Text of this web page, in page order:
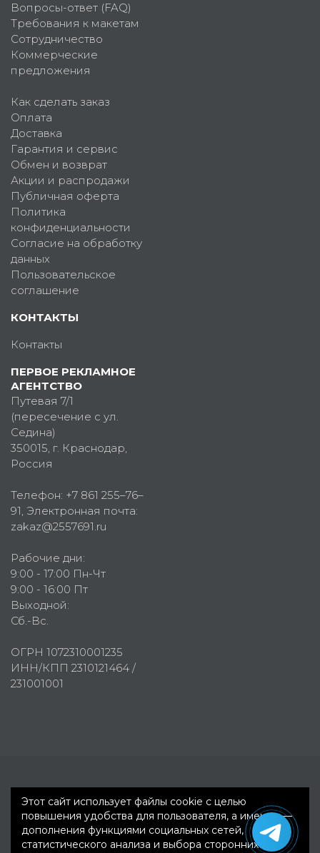
Вопросы-ответ (FAQ)
Требования к макетам
Сотрудничество
Коммерческие
предложения
Как сделать заказ
Оплата
Доставка
Гарантия и сервис
Обмен и возврат
Акции и распродажи
Публичная оферта
Политика
конфиденциальности
Согласие на обработку
данных
Пользовательское
соглашение
КОНТАКТЫ
Контакты
ПЕРВОЕ РЕКЛАМНОЕ
АГЕНТСТВО
Путевая 7/1
(пересечение с ул.
Седина)
350015, г. Краснодар,
Россия
Телефон: +7 861 255–76–
91, Электронная почта:
zakaz@2557691.ru
Рабочие дни:
9:00 - 17:00 Пн-Чт
9:00 - 16:00 Пт
Выходной:
Сб.-Вс.
ОГРН 1072310001235
ИНН/КПП 2310121464 /
231001001
Этот сайт использует файлы cookie с целью
повышения удобства для пользователя, а именно —
дополнения функциями социальных сетей,
статистического анализа и выбора сторонних